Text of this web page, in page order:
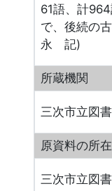
61語、計
で、後続の
永 記)
所蔵機関
三次市立図
原資料の所
三次市立図